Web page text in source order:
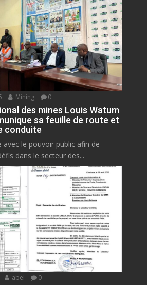
Mining 0
des mines Louis Watum
sa feuille de route et
conduite
avec le pouvoir public afin de
dans le secteur des...
abel 0